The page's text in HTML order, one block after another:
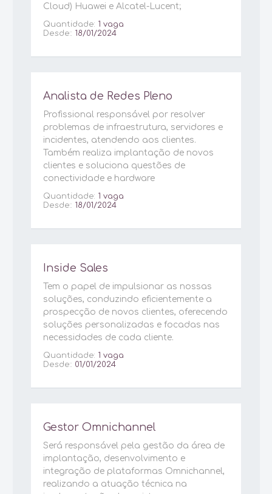
Cloud) Huawei e Alcatel-Lucent;
Quantidade: 1 vaga
Desde:: 18/01/2024
Analista de Redes Pleno
Profissional responsável por resolver
problemas de infraestrutura, servidores e
incidentes, atendendo aos clientes.
Também realiza implantação de novos
clientes e soluciona questões de
conectividade e hardware
Quantidade: 1 vaga
Desde:: 18/01/2024
Inside Sales
Tem o papel de impulsionar as nossas
soluções, conduzindo eficientemente a
prospecção de novos clientes, oferecendo
soluções personalizadas e focadas nas
necessidades de cada cliente.
Quantidade: 1 vaga
Desde:: 01/01/2024
Gestor Omnichannel
Será responsável pela gestão da área de
implantação, desenvolvimento e
integração de plataformas Omnichannel,
realizando a atuação técnica na